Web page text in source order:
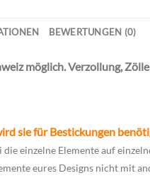
BEWERTUNGEN (0)
möglich. Verzollung,
sie für Bestickungen
einzelne Elemente auf
eures Designs nicht mit